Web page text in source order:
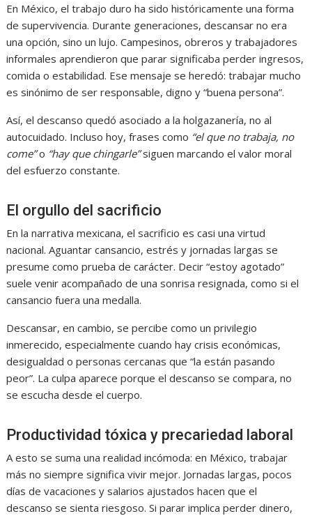
En México, el trabajo duro ha sido históricamente una forma
de supervivencia. Durante generaciones, descansar no era
una opción, sino un lujo. Campesinos, obreros y trabajadores
informales aprendieron que parar significaba perder ingresos,
comida o estabilidad. Ese mensaje se heredó: trabajar mucho
es sinónimo de ser responsable, digno y “buena persona”.
Así, el descanso quedó asociado a la holgazanería, no al
autocuidado. Incluso hoy, frases como “el que no trabaja, no
come”o “hay que chingarle”siguen marcando el valor moral
del esfuerzo constante.
El orgullo del sacrificio
En la narrativa mexicana, el sacrificio es casi una virtud
nacional. Aguantar cansancio, estrés y jornadas largas se
presume como prueba de carácter. Decir “estoy agotado”
suele venir acompañado de una sonrisa resignada, como si el
cansancio fuera una medalla.
Descansar, en cambio, se percibe como un privilegio
inmerecido, especialmente cuando hay crisis económicas,
desigualdad o personas cercanas que “la están pasando
peor”. La culpa aparece porque el descanso se compara, no
se escucha desde el cuerpo.
Productividad tóxica y precariedad laboral
A esto se suma una realidad incómoda: en México, trabajar
más no siempre significa vivir mejor. Jornadas largas, pocos
días de vacaciones y salarios ajustados hacen que el
descanso se sienta riesgoso. Si parar implica perder dinero,